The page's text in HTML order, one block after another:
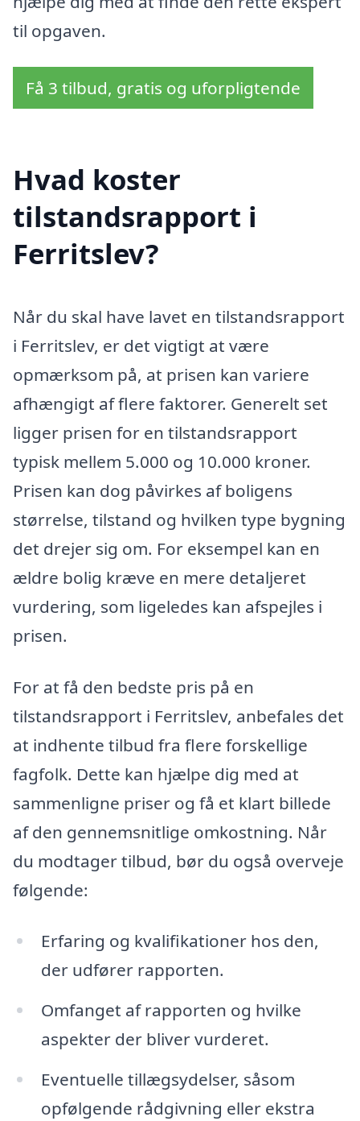
til opgaven.
Få 3 tilbud, gratis og uforpligtende
Hvad koster
tilstandsrapport i
Ferritslev?
Når du skal have lavet en tilstandsrapport
i Ferritslev, er det vigtigt at være
opmærksom på, at prisen kan variere
afhængigt af flere faktorer. Generelt set
ligger prisen for en tilstandsrapport
typisk mellem 5.000 og 10.000 kroner.
Prisen kan dog påvirkes af boligens
størrelse, tilstand og hvilken type bygning
det drejer sig om. For eksempel kan en
ældre bolig kræve en mere detaljeret
vurdering, som ligeledes kan afspejles i
prisen.
For at få den bedste pris på en
tilstandsrapport i Ferritslev, anbefales det
at indhente tilbud fra flere forskellige
fagfolk. Dette kan hjælpe dig med at
sammenligne priser og få et klart billede
af den gennemsnitlige omkostning. Når
du modtager tilbud, bør du også overveje
følgende:
Erfaring og kvalifikationer hos den,
der udfører rapporten.
Omfanget af rapporten og hvilke
aspekter der bliver vurderet.
Eventuelle tillægsydelser, såsom
opfølgende rådgivning eller ekstra